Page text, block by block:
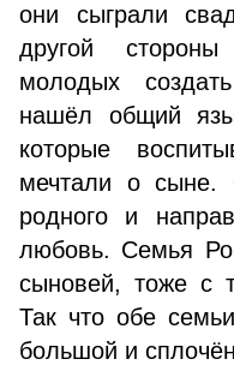
они сыграли
другой
молодых
нашёл общий
которые
мечтали о сыне.
родного и
любовь. Семья
сыновей, тоже с
Так что обе
большой и